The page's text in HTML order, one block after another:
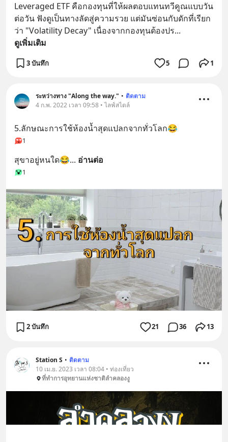
Leveraged ETF คือกองทุนที่ให้ผลตอบแทนทวีคูณแบบวัน
ต่อวัน ฟังดูเป็นทางลัดสู่ความรวย แต่มันซ่อนกับดักที่เรียก
ว่า "Volatility Decay" เนื่องจากกองทุนต้องปร...
ดูเพิ่มเติม
3 บันทึก 5 1
ระหว่างทาง "Along the way." • ติดตาม
4 ก.พ. 2022 เวลา 09:58 • ไลฟ์สไตล์
5.ลักษณะการใช้ห้องน้ำสุดแปลกจากทั่วโลก😂
1
สุขาอยู่หนใด😂... อ่านต่อ
1
2 บันทึก 21 36 13
Station S • ติดตาม
10 เม.ย. 2023 เวลา 08:04 • ท่องเที่ยว
ที่ทำการอุทยานแห่งชาติลำคลองงู